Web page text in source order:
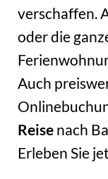
verschaffen.
oder die
Auch
Reisenach
Erleben Sie